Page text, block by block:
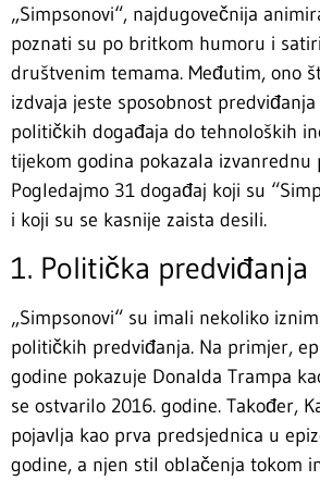
„Simpsonovi“, najdugovečnija
poznati su po britkom humoru i
društvenim temama. Međutim, ono
izdvaja jeste sposobnost
političkih događaja do tehnoloških
tijekom godina pokazala izvanrednu
Pogledajmo 31 događaj koji su
i koji su se kasnije zaista desili.
1. Politička predviđanja
„Simpsonovi“ su imali nekoliko
političkih predviđanja. Na primjer,
godine pokazuje Donalda Trampa
se ostvarilo 2016. godine. Također,
pojavlja kao prva predsjednica u
godine, a njen stil oblačenja tokom